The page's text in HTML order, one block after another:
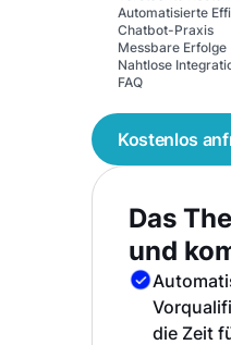
Automatisierte
Chatbot-Praxis
Messbare Erfolge
Nahtlose
FAQ
Kostenlos
Das
und
die Zeit